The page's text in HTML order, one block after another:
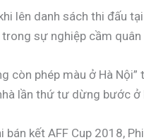
lên danh sách thi đấu
sự nghiệp cầm
còn phép màu ở Hà
lần thứ tư dừng bước
kết AFF Cup 2018,